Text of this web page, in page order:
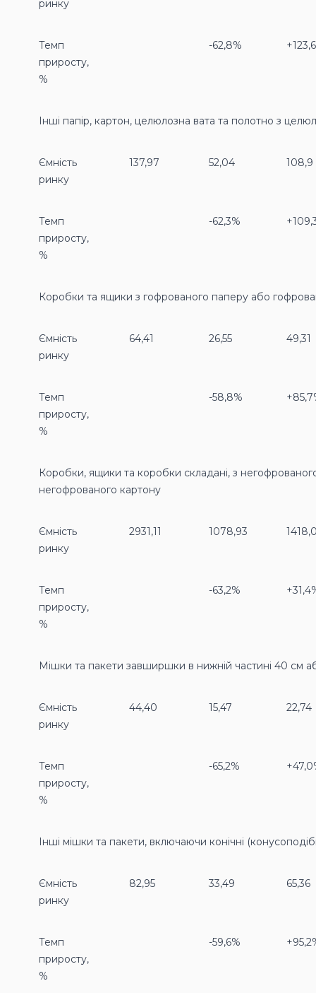
ринку
Темп
приросту,
%
-62,8%
Інші папір, картон, целюлозна вата та полотно з
Ємність
ринку
137,97 52,04 108,9
Темп
приросту,
%
-62,3%
Коробки та ящики з гофрованого паперу або
Ємність
ринку
64,41 26,55 49,31
Темп
приросту,
%
-58,8%
Коробки, ящики та коробки складані, з
негофрованого картону
Ємність
ринку
2931,11 1078,93
Темп
приросту,
%
-63,2%
Мішки та пакети завширшки в нижній частині 40 см
Ємність
ринку
44,40 15,47 22,74
Темп
приросту,
%
-65,2%
Інші мішки та пакети, включаючи конiчнi
Ємність
ринку
82,95 33,49 65,36
Темп
приросту,
%
-59,6%